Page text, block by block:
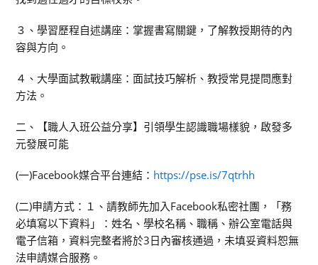
３、學習歷程自述講座：掌握書寫關鍵，了解教授期待的內
容與方向。
４、大學面試教戰講座：面試技巧解析、教授常見提問應對
方法。
二、【職人入班公益分享】引領學生認識職場樣貌，啟發多
元發展可能
(一)Facebook媒合平台連結： https://pse.is/7qtrhh
(二)申請方式：１、請教師先加入Facebook私密社團，「務
必填寫以下資料」：姓名、學校名稱、職稱、辦公室電話與
電子信箱，資料完整者將於3日內審核通過，未填妥資料恕無
法申請媒合服務。